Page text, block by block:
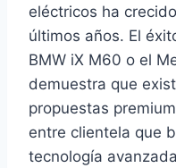
eléctricos ha
últimos años. El
BMW iX M60 o el
demuestra que
propuestas
entre clientela que
tecnología